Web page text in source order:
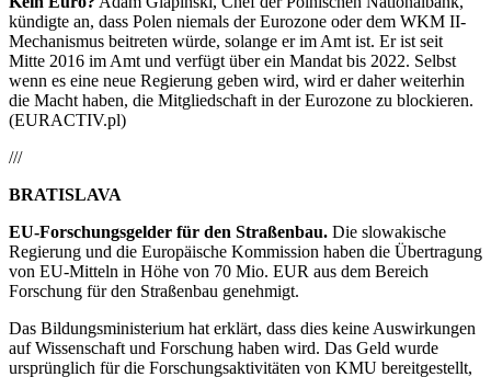
kündigte an, dass Polen niemals der Eurozone oder dem WKM II-
Mechanismus beitreten würde, solange er im Amt ist. Er ist seit
Mitte 2016 im Amt und verfügt über ein Mandat bis 2022. Selbst
wenn es eine neue Regierung geben wird, wird er daher weiterhin
die Macht haben, die Mitgliedschaft in der Eurozone zu blockieren.
(EURACTIV.pl)
///
BRATISLAVA
EU-Forschungsgelder für den Straßenbau. Die slowakische
Regierung und die Europäische Kommission haben die Übertragung
von EU-Mitteln in Höhe von 70 Mio. EUR aus dem Bereich
Forschung für den Straßenbau genehmigt.
Das Bildungsministerium hat erklärt, dass dies keine Auswirkungen
auf Wissenschaft und Forschung haben wird. Das Geld wurde
ursprünglich für die Forschungsaktivitäten von KMU bereitgestellt,